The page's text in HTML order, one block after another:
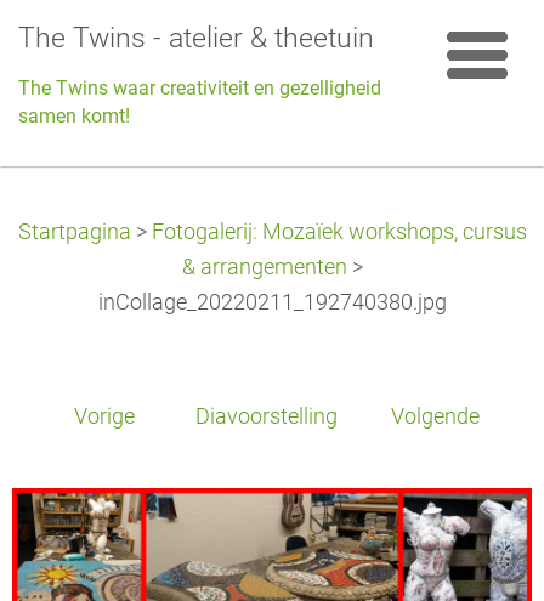
The Twins - atelier & theetuin
The Twins waar creativiteit en gezelligheid
samen komt!
Startpagina > Fotogalerij: Mozaïek workshops, cursus
& arrangementen >
inCollage_20220211_192740380.jpg
Vorige Diavoorstelling Volgende